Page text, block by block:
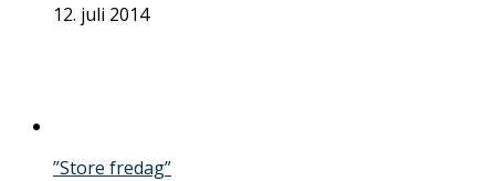
12. juli 2014
”Store fredag”